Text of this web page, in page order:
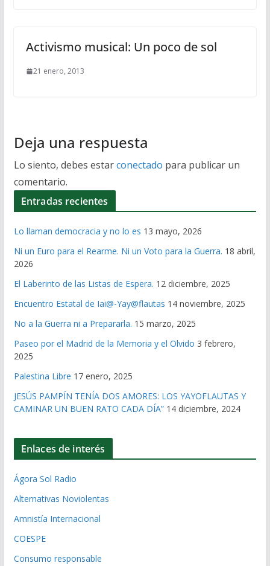
Activismo musical: Un poco de sol
21 enero, 2013
Deja una respuesta
Lo siento, debes estarconectado para publicar un
comentario.
Entradas recientes
Lo llaman democracia y no lo es 13 mayo, 2026
Ni un Euro para el Rearme. Ni un Voto para la Guerra. 18 abril,
2026
El Laberinto de las Listas de Espera. 12 diciembre, 2025
Encuentro Estatal de Iai@-Yay@flautas 14 noviembre, 2025
No a la Guerra ni a Prepararla. 15 marzo, 2025
Paseo por el Madrid de la Memoria y el Olvido 3 febrero,
2025
Palestina Libre 17 enero, 2025
JESÚS PAMPÍN TENÍA DOS AMORES: LOS YAYOFLAUTAS Y
CAMINAR UN BUEN RATO CADA DÍA” 14 diciembre, 2024
Enlaces de interés
Ágora Sol Radio
Alternativas Noviolentas
Amnistía Internacional
COESPE
Consumo responsable